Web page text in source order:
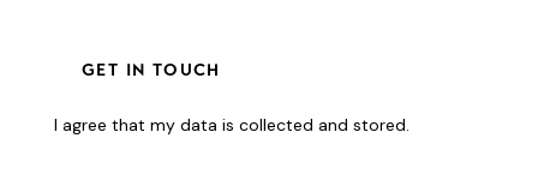
I agree that my data iscollected and stored.